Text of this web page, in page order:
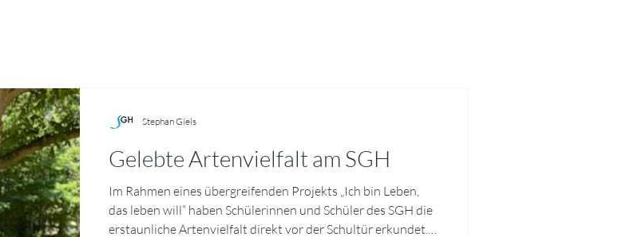
Gelebte Artenvielfalt am SGH
Im Rahmen eines übergreifenden Projekts „Ich bin Leben,
das leben will“ haben Schülerinnen und Schüler des SGH die
erstaunliche Artenvielfalt direkt vor der Schultür erkundet.
Stephan Giels